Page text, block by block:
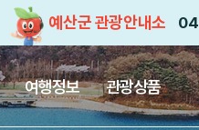
예산군 관광안내소
여행정보 관광상품